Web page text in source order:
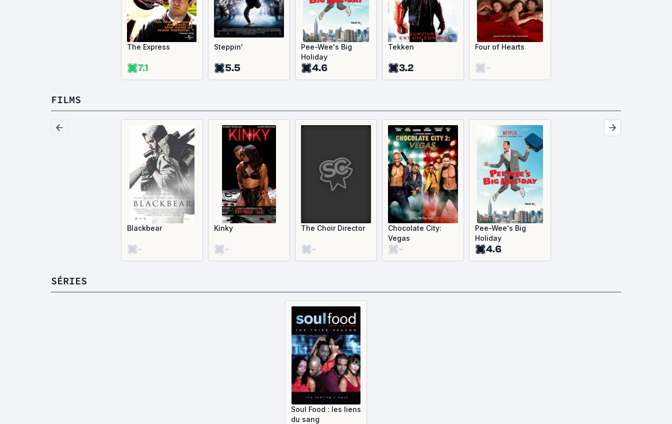
The Express
7.1
Steppin'
5.5
Pee-Wee's Big
Holiday
4.6
Tekken
3.2
Four of Hearts
-
FILMS
Blackbear
-
Kinky
-
The Choir Director
-
Chocolate City:
Vegas
-
Pee-Wee's Big
Holiday
4.6
SÉRIES
Soul Food : les liens
du sang